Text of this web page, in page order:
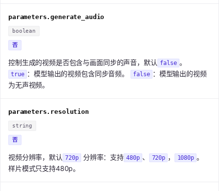
parameters.generate_audio
boolean
否
控制生成的视频是否包含与画面同步的声音，默认 false 。
true ：模型输出的视频包含同步音频。 false ：模型输出的视频
为无声视频。
parameters.resolution
string
否
视频分辨率，默认 720p 分辨率：支持 480p 、 720p ， 1080p 。
样片模式只支持480p。